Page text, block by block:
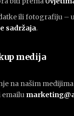
ili fotografiju –
sadržaja.
medija
na našim
emailu